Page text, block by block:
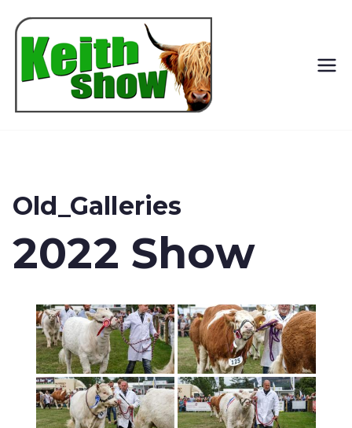
Old_Galleries
2022 Show